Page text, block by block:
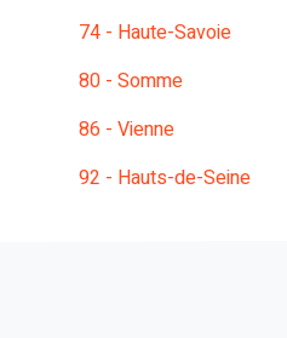
74 - Haute-Savoie
80 - Somme
86 - Vienne
92 - Hauts-de-Seine